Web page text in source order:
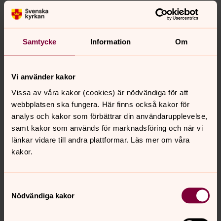
Samtycke Information Om
Vi använder kakor
Vissa av våra kakor (cookies) är nödvändiga för att
webbplatsen ska fungera. Här finns också kakor för
analys och kakor som förbättrar din användarupplevelse,
samt kakor som används för marknadsföring och när vi
länkar vidare till andra plattformar. Läs mer om våra
kakor.
Nödvändiga kakor
Präst Agneta Lennse
Från Stråsjö kapell via Betel till Svågagårdens kyrksal.
Sträcka ca. 2,5 km, lätt vandring. Fika till
Marianne Hansen 073-06 46 007
INSTÄLLT, Musikgudstjänst i Strömbacka
kapell
18.00–19.00· lördag 15 augusti
Strömbacka kapell
söndag 16 augusti 2026